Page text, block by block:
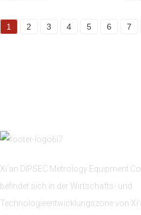
1 2 3 4 5 6 7
Xi'an DIPSEC Metrology Equipment
befindet sich in der Wirtschafts- und
Technologieentwicklungszone von